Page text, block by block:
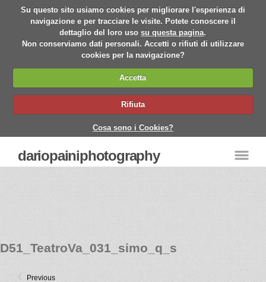
Su questo sito usiamo cookies per migliorare l'esperienza di
navigazione e per tracciare le visite. Potete conoscere il
dettaglio del loro usosu questa pagina.
Non conserviamo dati personali. Accetti o rifiuti di utilizzare
cookies per la navigazione?
Accetta
Rifiuta
Cosa sono i Cookies?
dariopainiphotography
D51_TeatroVa_031_simo_q_s
Previous